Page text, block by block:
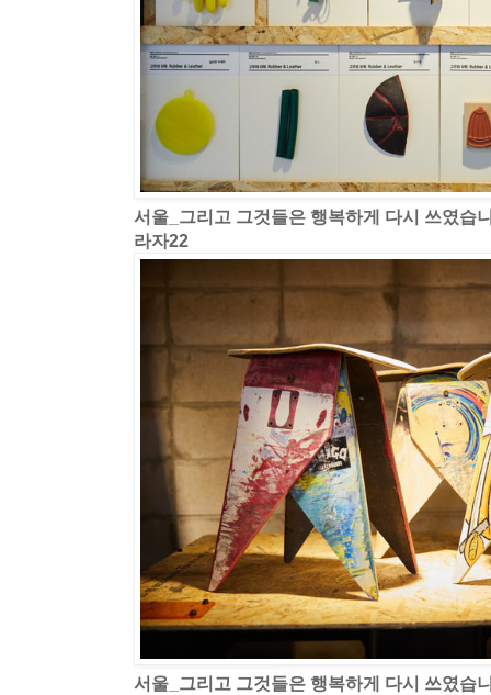
서울_그리고 그것들은 행복하게 다시 쓰였습
라자22
서울_그리고 그것들은 행복하게 다시 쓰였습